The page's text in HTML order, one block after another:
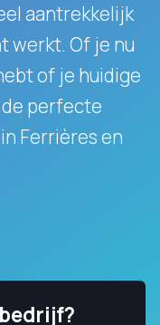
aantrekkelijk
werkt. Of je nu
of je huidige
perfecte
Ferrières en